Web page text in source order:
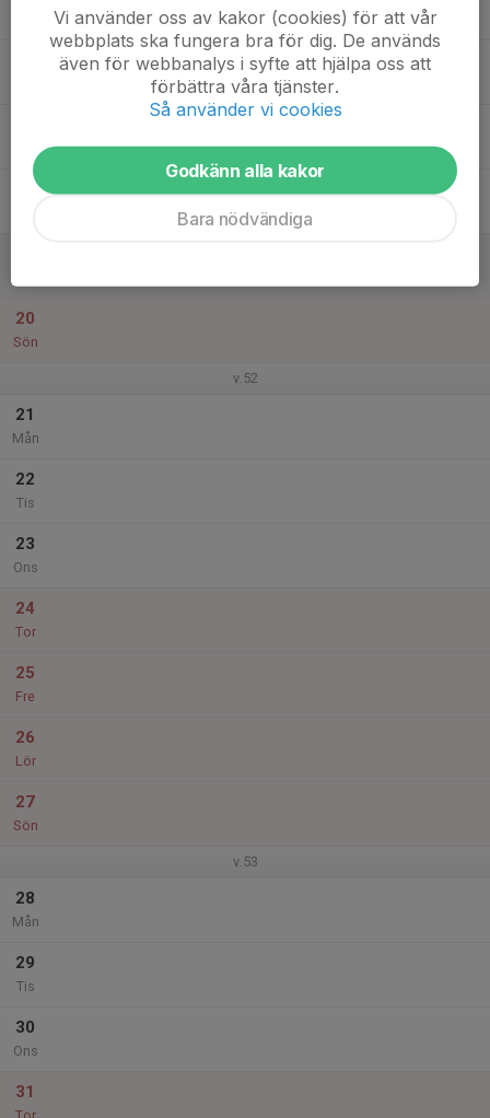
20
Sön
v.52
21
Mån
22
Tis
23
Ons
24
Tor
25
Fre
26
Lör
27
Sön
v.53
28
Mån
29
Tis
30
Ons
31
Vi använder oss av kakor (cookies) för att vår
webbplats ska fungera bra för dig. De används
även för webbanalys i syfte att hjälpa oss att
förbättra våra tjänster.
Så använder vi cookies
Godkänn alla kakor
Bara nödvändiga